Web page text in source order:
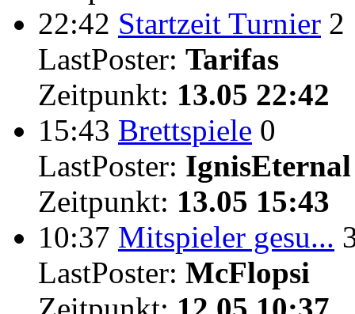
22:42 Startzeit Turnier 2
LastPoster: Tarifas
Zeitpunkt: 13.05 22:42
15:43 Brettspiele 0
LastPoster: IgnisEternal
Zeitpunkt: 13.05 15:43
10:37 Mitspieler gesu...
LastPoster: McFlopsi